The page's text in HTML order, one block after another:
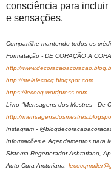
consciência para incluir
e sensações.
Compartilhe mantendo todos os
Formatação - DE CORAÇÃO A
http://
http://stelalecocq.blogspot.com
https://lecocq.wordpress.com
Livro "Mensagens dos Mestres - De
http://
Instagram -
Informações e Agendamentos para
Sistema Regenerador Ashtariano,
Auto Cura Arcturiana-